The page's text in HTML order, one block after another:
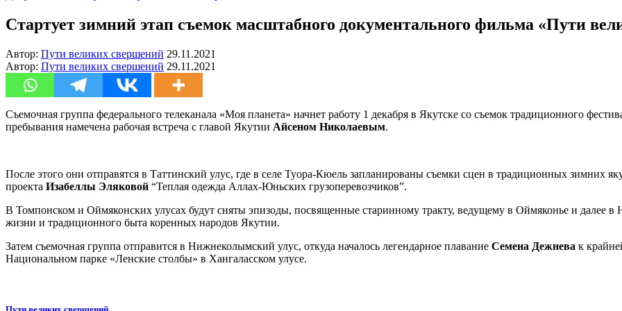
Стартует зимний этап съемок масштабного документального фильма «Пути
Автор: Пути великих свершений 29.11.2021
Автор: Пути великих свершений 29.11.2021
Съемочная группа федерального телеканала «Моя планета» начнет работу 1 декабря в Якутске со съемок традиционного
пребывания намечена рабочая встреча с главой Якутии Айсеном Николаевым.
После этого они отправятся в Таттинский улус, где в селе Туора-Кюель запланированы съемки сцен в традиционных зимних
проекта Изабеллы Эляковой “Теплая одежда Аллах-Юньских грузоперевозчиков”.
В Томпонском и Оймяконских улусах будут сняты эпизоды, посвященные старинному тракту, ведущему в Оймяконье и
жизни и традиционного быта коренных народов Якутии.
Затем съемочная группа отправится в Нижнеколымский улус, откуда началось легендарное плавание Семена Дежнева к
Национальном парке «Ленские столбы» в Хангаласском улусе.